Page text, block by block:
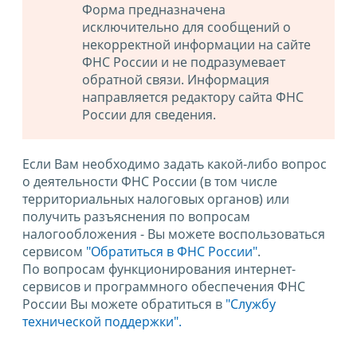
Форма предназначена
исключительно для сообщений о
некорректной информации на сайте
ФНС России и не подразумевает
обратной связи. Информация
направляется редактору сайта ФНС
России для сведения.
Если Вам необходимо задать какой-либо вопрос
о деятельности ФНС России (в том числе
территориальных налоговых органов) или
получить разъяснения по вопросам
налогообложения - Вы можете воспользоваться
сервисом "Обратиться в ФНС России".
По вопросам функционирования интернет-
сервисов и программного обеспечения ФНС
России Вы можете обратиться в "Службу
технической поддержки".